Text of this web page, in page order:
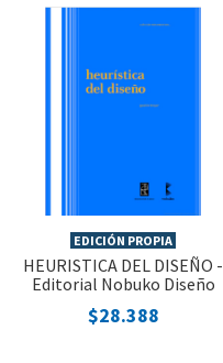
EDICIÓN PROPIA
HEURISTICA DEL DISEÑO -
Editorial Nobuko Diseño
$28.388